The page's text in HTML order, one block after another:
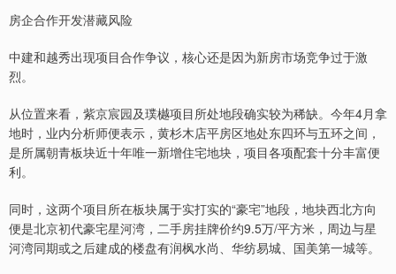
房企合作开发潜藏风险
中建和越秀出现项目合作争议，核心还是因为新房市场竞争过于激
烈。
从位置来看，紫京宸园及璞樾项目所处地段确实较为稀缺。今年4月拿
地时，业内分析师便表示，黄杉木店平房区地处东四环与五环之间，
是所属朝青板块近十年唯一新增住宅地块，项目各项配套十分丰富便
利。
同时，这两个项目所在板块属于实打实的“豪宅”地段，地块西北方向
便是北京初代豪宅星河湾，二手房挂牌价约9.5万/平方米，周边与星
河湾同期或之后建成的楼盘有润枫水尚、华纺易城、国美第一城等。